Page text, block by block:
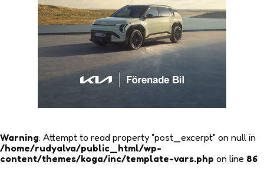
Warning: Attempt to read property "post_excerpt" on null in
/home/rudyalva/public_html/wp-
content/themes/koga/inc/template-vars.php on line 86